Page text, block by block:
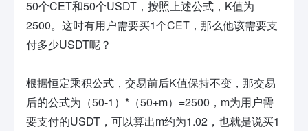
50个CET和50个USDT，按照上述公式，K值为
2500。这时有用户需要买1个CET，那么他该需要支
付多少USDT呢？
根据恒定乘积公式，交易前后K值保持不变，那交易
后的公式为（50-1）*（50+m）=2500，m为用户需
要支付的USDT，可以算出m约为1.02，也就是说买1